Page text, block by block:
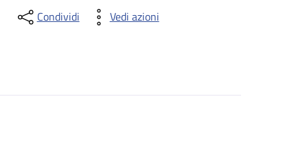
Condividi Vedi azioni